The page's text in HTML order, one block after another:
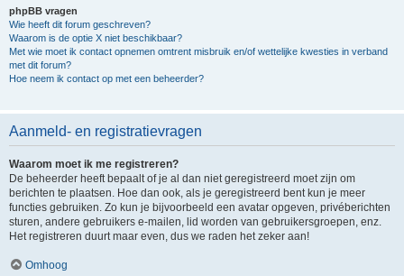
phpBB vragen
Wie heeft dit forum geschreven?
Waarom is de optie X niet beschikbaar?
Met wie moet ik contact opnemen omtrent misbruik en/of wettelijke kwesties in verband
met dit forum?
Hoe neem ik contact op met een beheerder?
Aanmeld- en registratievragen
Waarom moet ik me registreren?
De beheerder heeft bepaalt of je al dan niet geregistreerd moet zijn om
berichten te plaatsen. Hoe dan ook, als je geregistreerd bent kun je meer
functies gebruiken. Zo kun je bijvoorbeeld een avatar opgeven, privéberichten
sturen, andere gebruikers e-mailen, lid worden van gebruikersgroepen, enz.
Het registreren duurt maar even, dus we raden het zeker aan!
Omhoog